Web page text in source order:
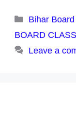
Categories
Bihar
BOARD
Leave a